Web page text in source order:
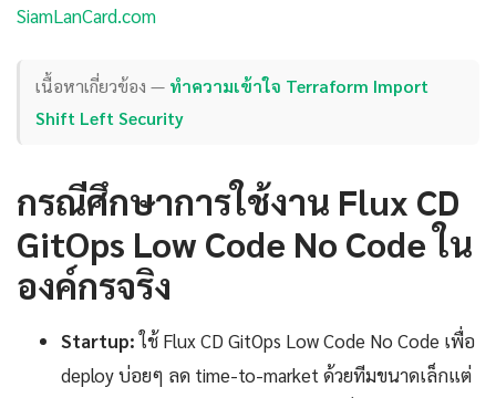
SiamLanCard.com
เนื้อหาเกี่ยวข้อง — ทำความเข้าใจ Terraform Import
Shift Left Security
กรณีศึกษาการใช้งาน Flux CD
GitOps Low Code No Code ใน
องค์กรจริง
Startup:ใช้ Flux CD GitOps Low Code No Code เพื่อ
deploy บ่อยๆ ลด time-to-market ด้วยทีมขนาดเล็กแต่